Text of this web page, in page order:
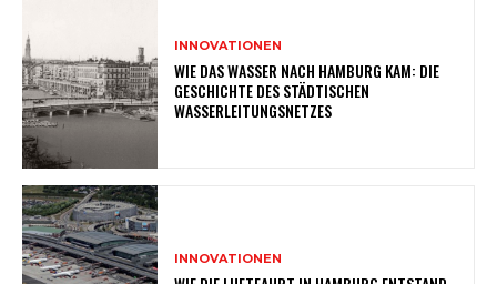
INNOVATIONEN
WIE DAS WASSER NACH HAMBURG KAM: DIE
GESCHICHTE DES STÄDTISCHEN
WASSERLEITUNGSNETZES
INNOVATIONEN